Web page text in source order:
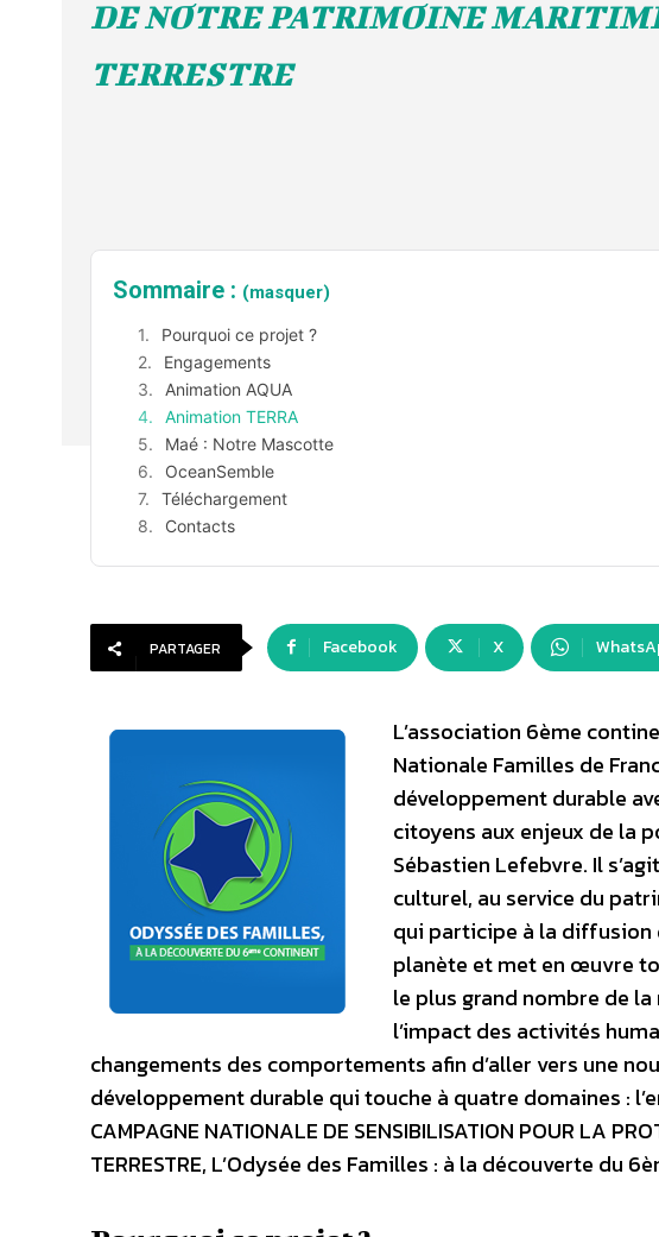
DE NOTRE PATRIMOINE
TERRESTRE
Sommaire : (masquer)
Pourquoi ce projet ?
Engagements
Animation AQUA
Animation TERRA
Maé : Notre Mascotte
OceanSemble
Téléchargement
Contacts
PARTAGER Facebook X
L’association 6ème
Nationale Familles de
développement durable
citoyens aux enjeux de la
Sébastien Lefebvre. Il
culturel, au service du
qui participe à la diffusion
planète et met en œuvre
le plus grand nombre de
l’impact des activités
changements des comportements afin d’aller vers une
développement durable qui touche à quatre domaines :
CAMPAGNE NATIONALE DE SENSIBILISATION POUR LA
TERRESTRE, L’Odysée des Familles : à la découverte du